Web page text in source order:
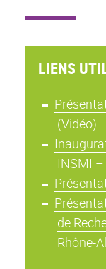
LIENS
(Vidéo)
INSMI –
de
Rhône-